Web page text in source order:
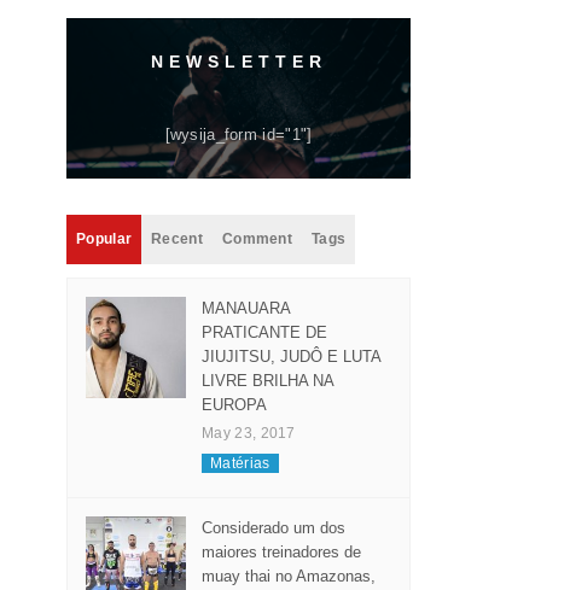
NEWSLETTER
[wysija_form id="1"]
Popular Recent Comment Tags
MANAUARA
PRATICANTE DE
JIUJITSU, JUDÔ E LUTA
LIVRE BRILHA NA
EUROPA
May 23, 2017
Matérias
Considerado um dos
maiores treinadores de
muay thai no Amazonas,